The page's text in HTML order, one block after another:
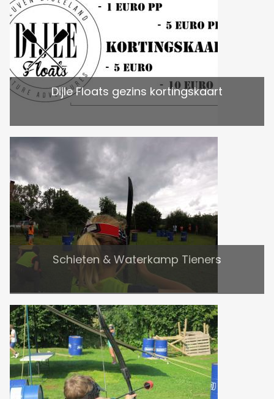
Dijle Floats gezins kortingskaart
Schieten & Waterkamp Tieners